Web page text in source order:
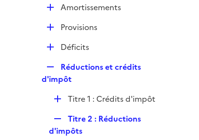
pD
r
Amortissements
D
e
r
Provisions
D
l
i
e
r
Déficits
e
l
r
Réductions et crédits
d'impôt
D
l
Titre 1 : Crédits d'impôt
e
Titre 2 : Réductions
d'impôts